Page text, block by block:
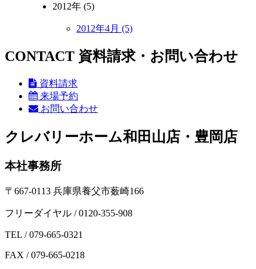
2012年 (5)
2012年4月 (5)
CONTACT 資料請求・お問い合わせ
資料請求
来場予約
お問い合わせ
クレバリーホーム和田山店・豊岡店
本社事務所
〒667-0113 兵庫県養父市薮崎166
フリーダイヤル / 0120-355-908
TEL / 079-665-0321
FAX / 079-665-0218